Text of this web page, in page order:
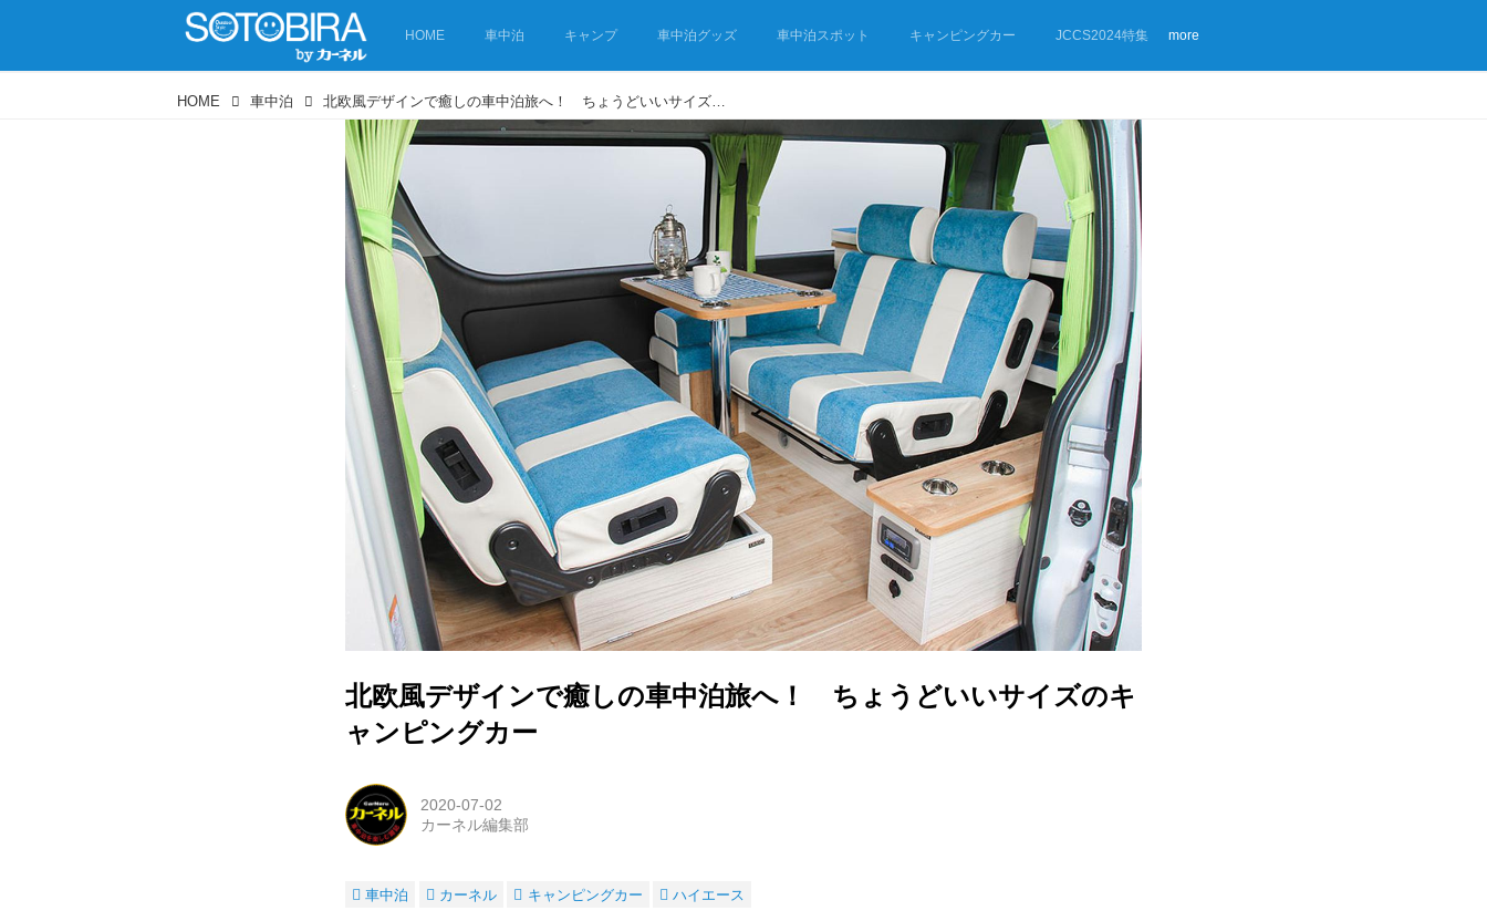
HOME 車中泊 キャンプ 車中泊グッズ 車中泊スポット キャンピングカー JCCS2024特集 more
HOME 車中泊 北欧風デザインで癒しの車中泊旅へ！ ちょうどいいサイズのキャンピングカー
北欧風デザインで癒しの車中泊旅へ！ ちょうどいいサイズのキ
ャンピングカー
2020-07-02
カーネル編集部
車中泊 カーネル キャンピングカー ハイエース